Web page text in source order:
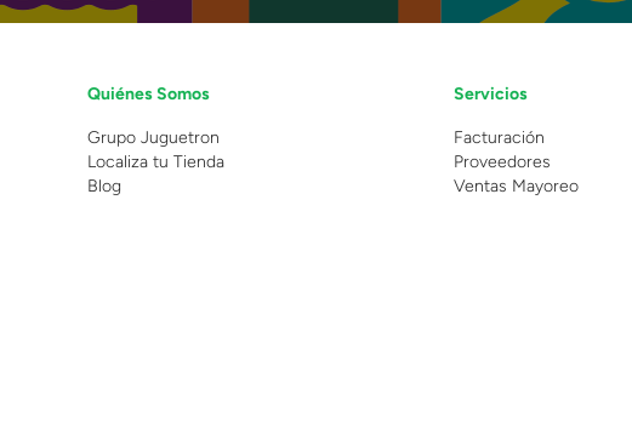
Quiénes Somos
Grupo Juguetron
Localiza tu Tienda
Blog
Servicios
Facturación
Proveedores
Ventas Mayoreo